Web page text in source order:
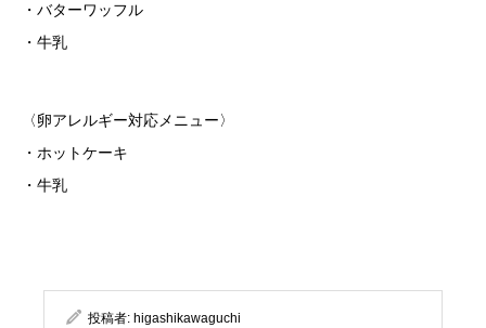
・バターワッフル
・牛乳
〈卵アレルギー対応メニュー〉
・ホットケーキ
・牛乳
投稿者: higashikawaguchi